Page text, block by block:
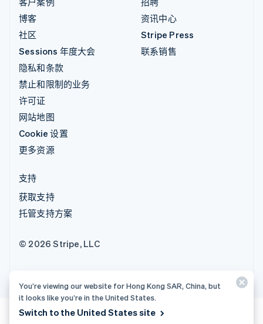
博客
社区
Sessions 年度大会
隐私和条款
禁止和限制的业务
许可证
网站地图
Cookie 设置
更多资源
资讯中心
Stripe Press
联系销售
支持
获取支持
托管支持方案
© 2026 Stripe, LLC
You’re viewing our website for Hong Kong SAR, China, but
it looks like you’re in the United States.
Switch to the United States site